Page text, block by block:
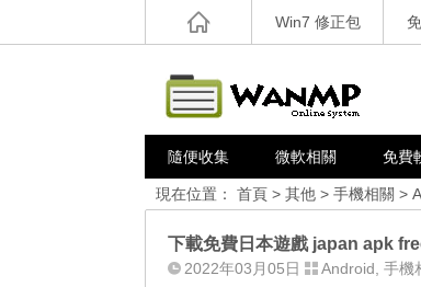
Win7 修正包
隨便收集 微軟相關 免費
現在位置： 首頁 > 其他 > 手機相關 >
下載免費日本遊戲 japan apk
2022年03月05日 Android 手機